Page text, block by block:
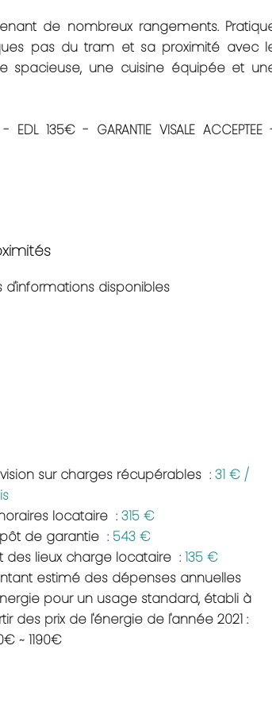
de nombreux rangements.
pas du tram et sa proximité avec
spacieuse, une cuisine équipée et
135€ - GARANTIE VISALE ACCEPTEE
d'informations disponibles
sur charges récupérables
31 € /
locataire
315 €
de garantie
543 €
des lieux charge locataire
135 €
estimé des dépenses annuelles
pour un usage standard, établi à
des prix de l'énergie de l'année 2021 :
~ 1190€